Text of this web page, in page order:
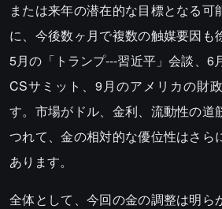
または来年の潜在的な目標となる可
に、今後数ヶ月で複数の触媒要因も
5月の「トランプ---習近平」会談、6
CSサミット、9月のアメリカの財
す。市場がドル、金利、流動性の道
つれて、金の相対的な優位性はさら
あります。
全体として、今回の金の調整は明ら